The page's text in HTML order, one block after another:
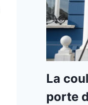
La
porte